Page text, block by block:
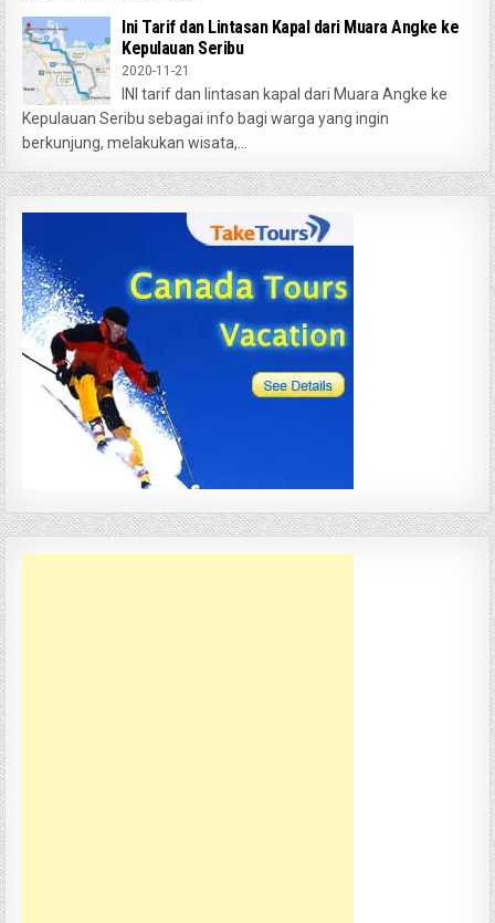
Ini Tarif dan Lintasan Kapal dari Muara Angke ke
Kepulauan Seribu
2020-11-21
INI tarif dan lintasan kapal dari Muara Angke ke
Kepulauan Seribu sebagai info bagi warga yang ingin
berkunjung, melakukan wisata,...